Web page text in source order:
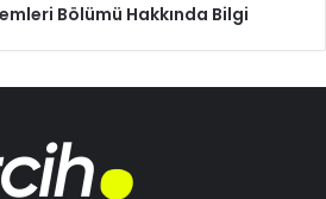
Bölümü Hakkında Bilgi